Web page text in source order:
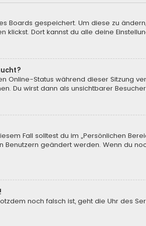
gespeichert. Um diese zu
Dort kannst du alle deine
Online-Status während dieser Sitzung
Du wirst dann als unsichtbarer
Fall solltest du im „Persönlichen
geändert werden. Wenn du
noch falsch ist, geht die Uhr des